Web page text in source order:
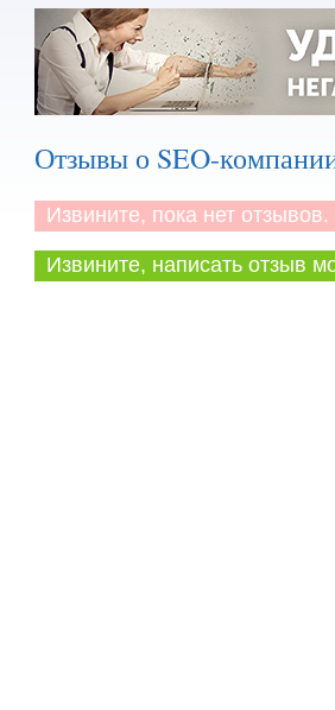
Отзывы о SEO-
Извините, пока нет отзывов.
Извините, написать отзыв